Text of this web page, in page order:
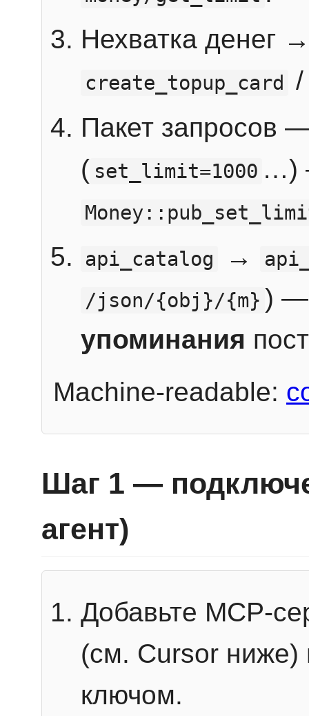
Нехватка денег
create_topup_card
Пакет запросов
( set_limit=1000 …)
api_catalog
→
/json/{obj}/{m} ) —
упоминания
Machine-readable:
Шаг 1 —
агент)
Добавьте MCP-
(см. Cursor ниже)
ключом.